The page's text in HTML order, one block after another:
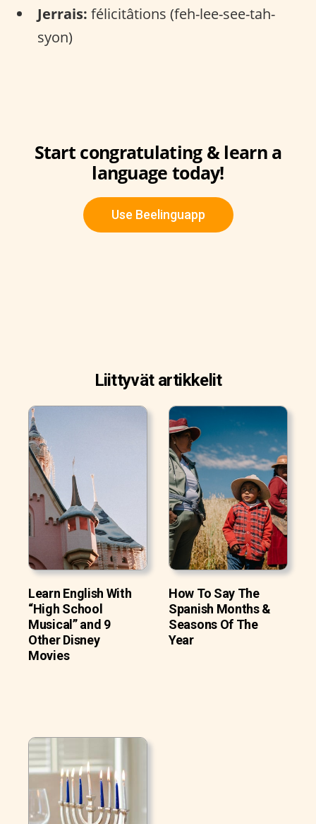
Jerrais: félicitâtions (feh-lee-see-tah-
syon)
Start congratulating & learn a
language today!
Use Beelinguapp
Liittyvät artikkelit
Learn English With
“High School
Musical” and 9
Other Disney
Movies
How To Say The
Spanish Months &
Seasons Of The
Year